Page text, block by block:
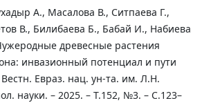
А., Масалова В., Ситпаева Г.,
В., Билибаева Б., Бабай И., Набиева
древесные растения
инвазионный потенциал и пути
Евраз. нац. ун-та. им. Л.Н.
науки. – 2025. – Т.152, №3. – С.123–